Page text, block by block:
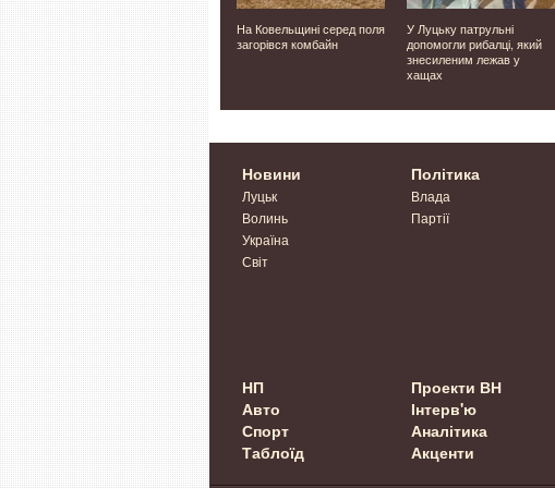
у
«Упир»,
У аеропорту Лейпцига
виявили дрон із
вибуховим пристроєм
біля українського літака
На Ковельщині серед поля
загорівся комбайн
У Луцьку патрульні
допомогли рибалці, який
знесиленим лежав у
хащах
Новини
Луцьк
Волинь
Україна
Світ
Політика
Влада
Партії
НП
Авто
Спорт
Таблоїд
Проекти ВН
Інтерв'ю
Аналітика
Акценти